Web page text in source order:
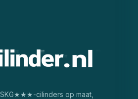
cilinders op maat,